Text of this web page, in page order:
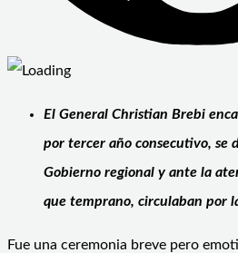
El General Christian Brebi
por tercer año consecutivo, se
Gobierno regional y ante la
que temprano, circulaban por
Fue una ceremonia breve pero